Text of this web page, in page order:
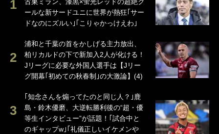
ールな新サードユニに世界が熱狂｢サー
ドなのにズルい｣｢こりゃかっけえわ｣
浦和と千葉の首をかしげる主力放出、
柏リカルドの下で新加入2人が化ける！
Jリーグに必要な外国人選手は【Jリー
グ開幕｢初めての秋春制｣の大激論】(4)
｢知念さんを煽ってたのと同じ人？｣鹿
島・鈴木優磨、大逆転勝利後の“超・優
等生インタビュー”が話題！｢試合中と
のギャップw｣｢礼儀正しいイケメンや